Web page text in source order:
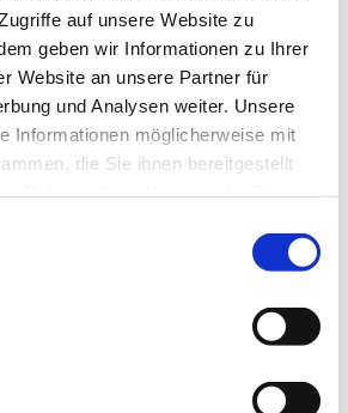
auf unsere Website zu
geben wir Informationen zu Ihrer
Website an unsere Partner für
und Analysen weiter. Unsere
Informationen möglicherweise mit
die Sie ihnen bereitgestellt
Sie auch interessieren